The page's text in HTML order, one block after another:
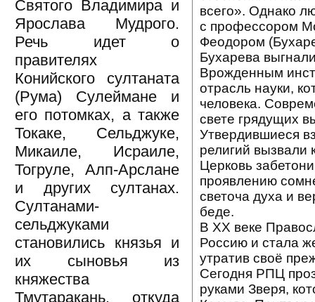
Святого Владимира и
Ярослава Мудрого.
Речь идет о
правителях
Конийского султаната
(Рума) Сулеймане и
его потомках, а также
Токаке, Сельджуке,
Микаиле, Исраиле,
Тогруле, Алп-Арслане
и других султанах.
Султанами-
сельджуками
становились князья и
их сыновья из
княжества
Тмутаракань, откуда
всего». Однако
с профессором
Феодором
Бухарева
Врожденным
отрасль науки,
человека.
свете грядущих
Утвердившиеся
религий вызвали
Церковь
проявлению
светоча духа и
беде.
В XX веке
Россию и стала
утратив своё
Сегодня РПЦ
руками Зверя,